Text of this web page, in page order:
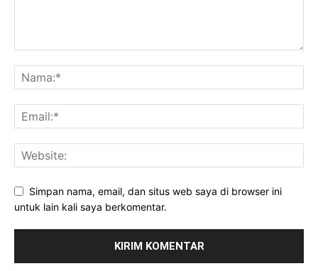
Simpan nama, email, dan situs web saya di browser ini
untuk lain kali saya berkomentar.